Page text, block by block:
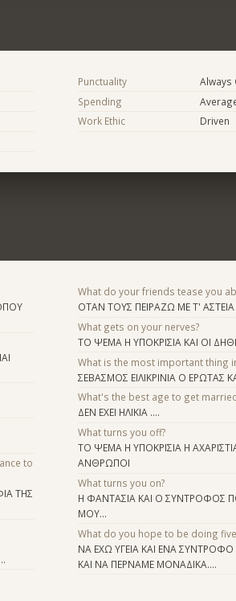
Punctuality
Always
Spending
Work Ethic
Driven
to
ΤΗΣ
What do your friends tease you
ΟΤΑΝ ΤΟΥΣ ΠΕΙΡΑΖΩ ΜΕ Τ'
What gets on your nerves?
ΤΟ ΨΕΜΑ Η ΥΠΟΚΡΙΣΙΑ ΚΑΙ ΟΙ
What is the most important thing
ΣΕΒΑΣΜΟΣ ΕΙΛΙΚΡΙΝΙΑ Ο ΕΡΩΤΑΣ
What's the best age to get
ΔΕΝ ΕΧΕΙ ΗΛΙΚΙΑ ....
What turns you off?
ΤΟ ΨΕΜΑ Η ΥΠΟΚΡΙΣΙΑ Η
ΑΝΘΡΩΠΟΙ
What turns you on?
Η ΦΑΝΤΑΣΙΑ ΚΑΙ Ο ΣΥΝΤΡΟΦΟΣ
ΜΟΥ...
What do you hope to be doing
ΝΑ ΕΧΩ ΥΓΕΙΑ ΚΑΙ ΕΝΑ ΣΥΝΤΡΟΦΟ
ΚΑΙ ΝΑ ΠΕΡΝΑΜΕ ΜΟΝΑΔΙΚΑ....